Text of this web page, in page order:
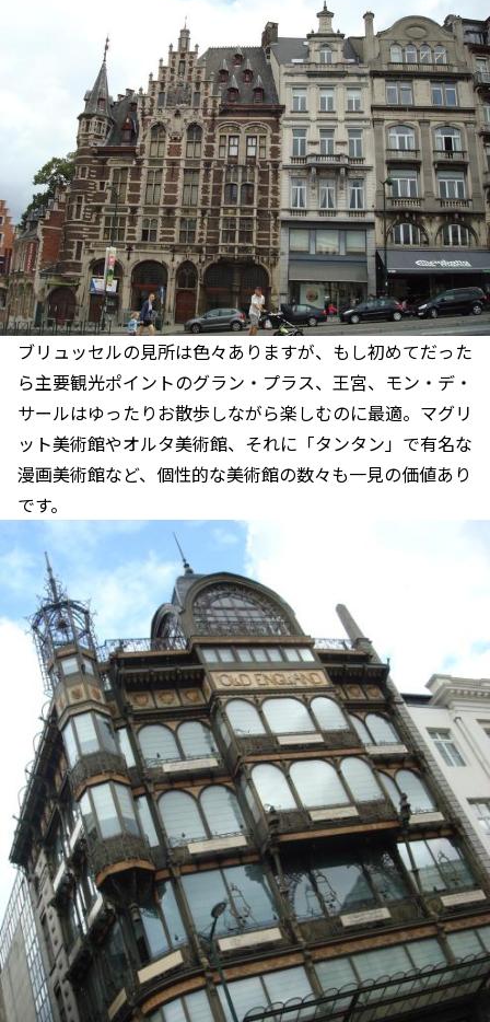
ブリュッセルの見所は色々ありますが、もし初めてだった
ら主要観光ポイントのグラン・プラス、王宮、モン・デ・
サールはゆったりお散歩しながら楽しむのに最適。マグリ
ット美術館やオルタ美術館、それに「タンタン」で有名な
漫画美術館など、個性的な美術館の数々も一見の価値あり
です。